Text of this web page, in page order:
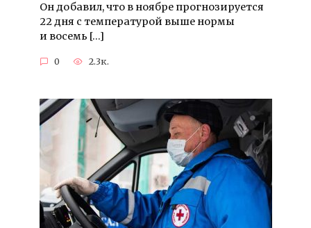
Он добавил, что в ноябре прогнозируется
22 дня с температурой выше нормы
и восемь […]
0 2.3к.